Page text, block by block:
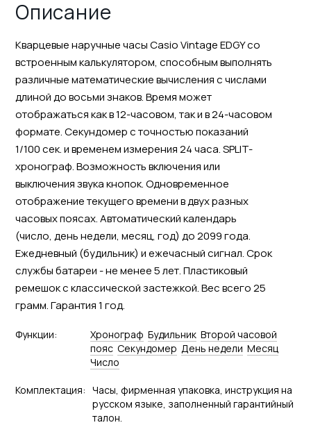
Описание
Кварцевые наручные часы Casio Vintage EDGY со
встроенным калькулятором, способным выполнять
различные математические вычисления с числами
длиной до восьми знаков. Время может
отображаться как в 12-часовом, так и в 24-часовом
формате. Секундомер с точностью показаний
1/100 сек. и временем измерения 24 часа. SPLIT-
хронограф. Возможность включения или
выключения звука кнопок. Одновременное
отображение текущего времени в двух разных
часовых поясах. Автоматический календарь
(число, день недели, месяц, год) до 2099 года.
Ежедневный (будильник) и ежечасный сигнал. Срок
службы батареи - не менее 5 лет. Пластиковый
ремешок с классической застежкой. Вес всего 25
грамм. Гарантия 1 год.
Функции: Хронограф Будильник Второй часовой
пояс Секундомер День недели Месяц
Число
Комплектация: Часы, фирменная упаковка, инструкция на
русском языке, заполненный гарантийный
талон.